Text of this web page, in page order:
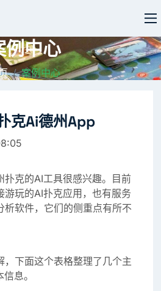
例中心
案例中心
克ai德州app
扑克的AI工具很感兴趣。目前
游玩的AI扑克应用，也有服务
析软件，它们的侧重点有所不
，下面这个表格整理了几个主
息。